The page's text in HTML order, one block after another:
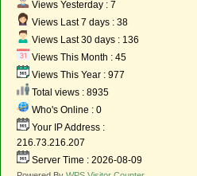
Views Yesterday : 7
Views Last 7 days : 38
Views Last 30 days : 136
Views This Month : 45
Views This Year : 977
Total views : 8935
Who's Online : 0
Your IP Address :
216.73.216.207
Server Time : 2026-08-09